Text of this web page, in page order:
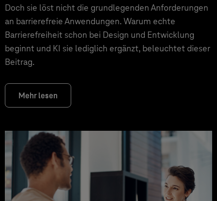
Doch sie löst nicht die grundlegenden Anforderungen
an barrierefreie Anwendungen. Warum echte
Barrierefreiheit schon bei Design und Entwicklung
beginnt und KI sie lediglich ergänzt, beleuchtet dieser
Beitrag.
Mehr lesen